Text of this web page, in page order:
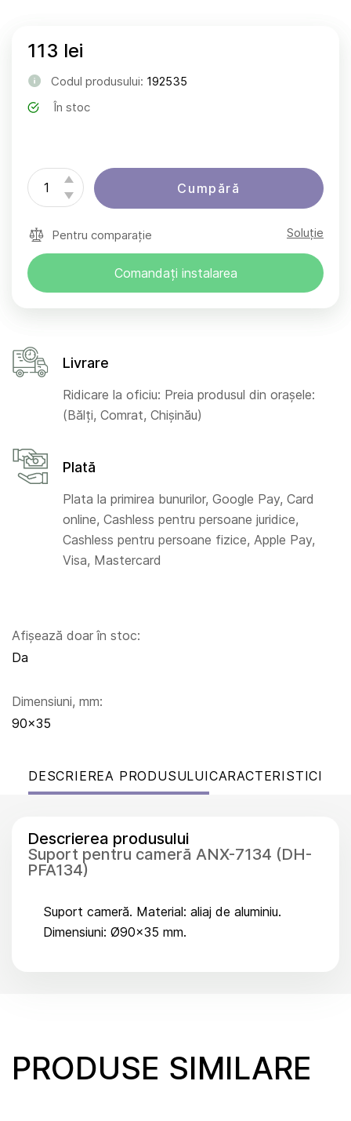
Afișează doar în stoc:
Da
Dimensiuni, mm:
90x35
113 lei
Codul produsului: 192535
În stoc
Cumpără
Pentru comparație Soluție
Comandați instalarea
Livrare
Ridicare la oficiu: Preia produsul din orașele:
(Bălți, Comrat, Chișinău)
Plată
Plata la primirea bunurilor, Google Pay, Card
online, Cashless pentru persoane juridice,
Cashless pentru persoane fizice, Apple Pay,
Visa, Mastercard
DESCRIEREA PRODUSULUICARACTERISTICI
Descrierea produsului
Suport pentru cameră ANX-7134 (DH-
PFA134)
Suport cameră. Material: aliaj de aluminiu.
Dimensiuni: Ø90x35 mm.
PRODUSE SIMILARE